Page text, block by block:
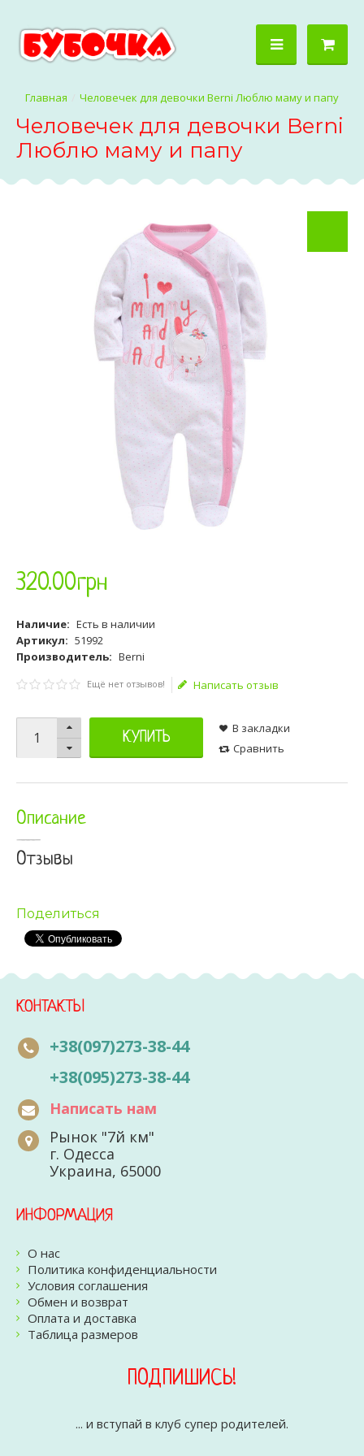
Человечек для девочки Berni Люблю маму и папу
Человечек для девочки Berni
Люблю маму и папу
320.00грн
Наличие: Есть в наличии
Артикул: 51992
Производитель: Berni
Ещё нет отзывов! Написать отзыв
КУПИТЬ
В закладки
Сравнить
Описание
Отзывы
Поделиться
КОНТАКТЫ
+38(097)273-38-44
+38(095)273-38-44
Написать нам
Рынок "7й км"
г. Одесса
Украина, 65000
ИНФОРМАЦИЯ
О нас
Политика конфиденциальности
Условия соглашения
Обмен и возврат
Оплата и доставка
Таблица размеров
ПОДПИШИСЬ!
... и вступай в клуб супер родителей.